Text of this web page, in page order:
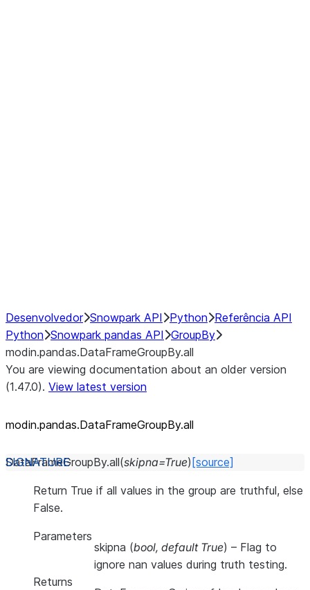
Desenvolvedor Snowpark API Python Referência API
Python Snowpark pandas API GroupBy
modin.pandas.DataFrameGroupBy.all
You are viewing documentation about an older version
(1.47.0). View latest version
modin.pandas.DataFrameGroupBy.all
DataFrameGroupBy.all(skipna=True) [source]
Return True if all values in the group are truthful, else
False.
Parameters
skipna (bool, default True) – Flag to
ignore nan values during truth testing.
Returns